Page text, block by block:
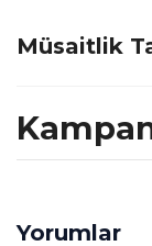
Müsaitlik
Yorumlar